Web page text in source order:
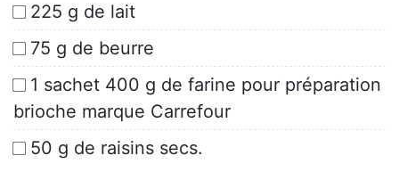
225 g de lait
75 g de beurre
1 sachet 400 g de farine pour préparation
brioche marque Carrefour
50 g de raisins secs.